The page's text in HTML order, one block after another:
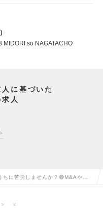
NAGATACHO
に基づいた
人
ちに苦労しませんか？🔴M&Aや急